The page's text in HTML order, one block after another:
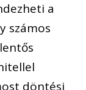
a
számos
döntési